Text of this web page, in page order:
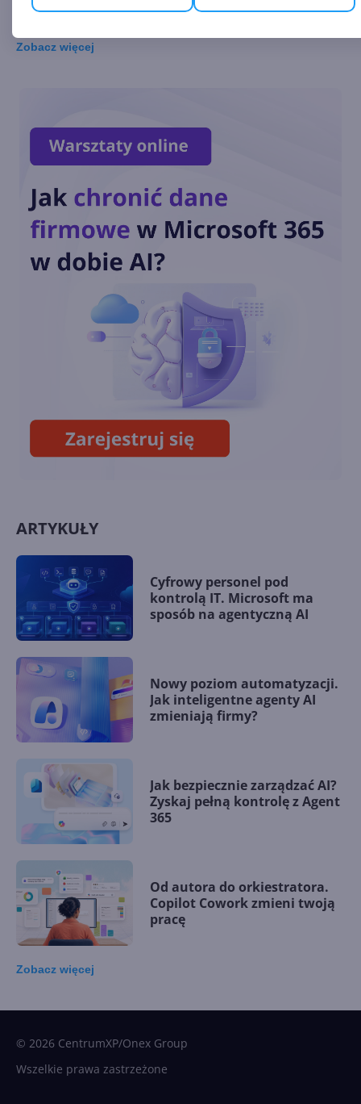
uruchomić
w chmurze
Lenovo Legion Go - rywal
Steam Deck z Windows 11
Zobacz więcej
ARTYKUŁY
Cyfrowy personel pod
kontrolą IT. Microsoft ma
sposób na agentyczną AI
Nowy poziom automatyzacji.
Jak inteligentne agenty AI
zmieniają firmy?
Jak bezpiecznie zarządzać AI?
Zyskaj pełną kontrolę z Agent
365
Od autora do orkiestratora.
Copilot Cowork zmieni twoją
pracę
Zobacz więcej
© 2026 CentrumXP/Onex Group
Wszelkie prawa zastrzeżone